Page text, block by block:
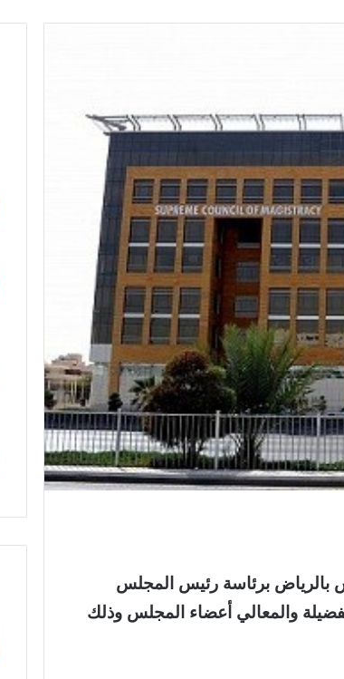
اجتماعه الـ 13 بمقر المجلس بالرياض برئاسة رئيس المجلس
والمعالي أعضاء المجلس وذلك